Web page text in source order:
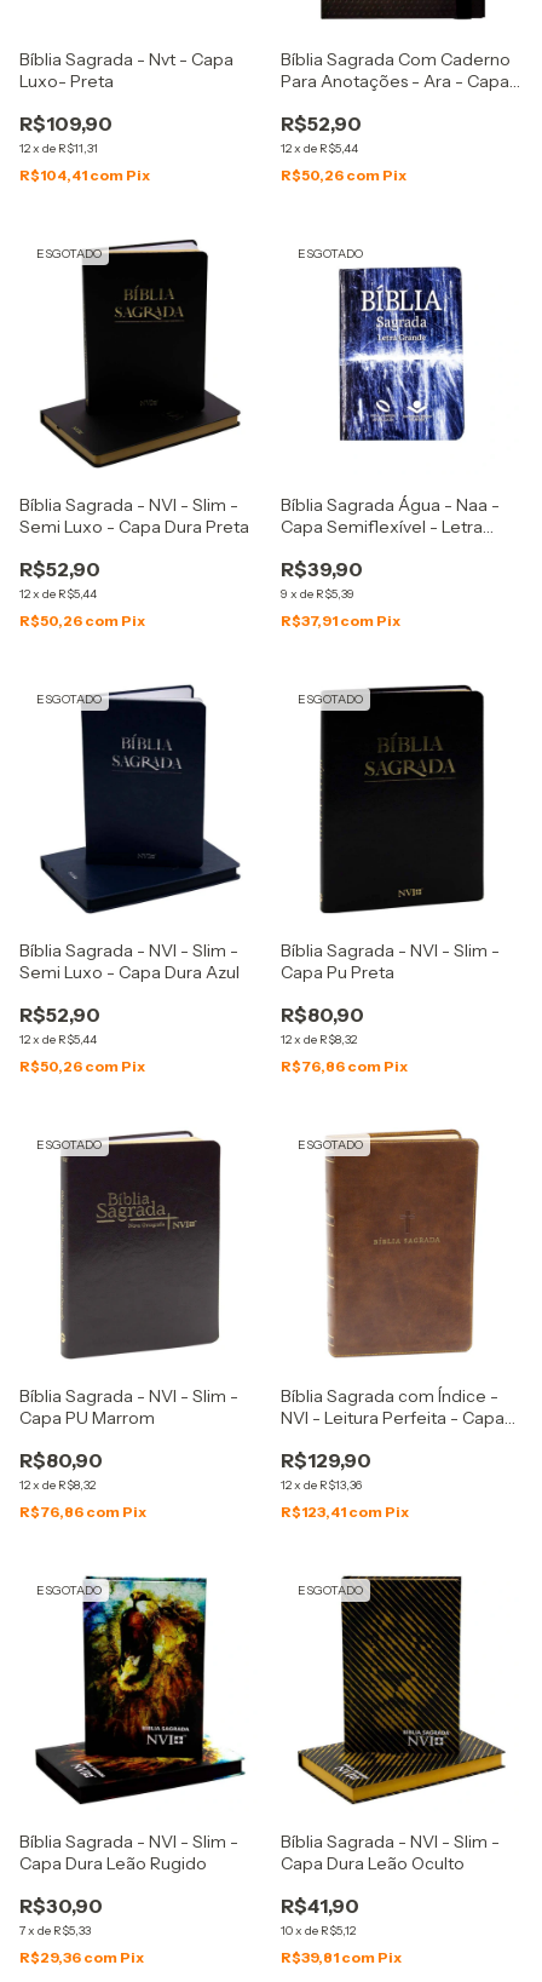
Bíblia Sagrada - Nvt - Capa
Luxo- Preta
R$109,90
12x de R$11,31
R$104,41 com Pix
Bíblia Sagrada Com Caderno
Para Anotações - Ara - Capa
R$52,90
12x de R$5,44
R$50,26 com Pix
ESGOTADO
Bíblia Sagrada - NVI - Slim -
Semi Luxo - Capa Dura Preta
R$52,90
12x de R$5,44
R$50,26 com Pix
ESGOTADO
Bíblia Sagrada Água - Naa -
Capa Semiflexível - Letra
R$39,90
9 x de R$5,39
R$37,91 com Pix
ESGOTADO
Bíblia Sagrada - NVI - Slim -
Semi Luxo - Capa Dura Azul
R$52,90
12x de R$5,44
R$50,26 com Pix
ESGOTADO
Bíblia Sagrada - NVI - Slim -
Capa Pu Preta
R$80,90
12x de R$8,32
R$76,86 com Pix
ESGOTADO
Bíblia Sagrada - NVI - Slim -
Capa PU Marrom
R$80,90
12x de R$8,32
R$76,86 com Pix
ESGOTADO
Bíblia Sagrada com Índice -
NVI - Leitura Perfeita - Capa
R$129,90
12x de R$13,36
R$123,41 com Pix
ESGOTADO
Bíblia Sagrada - NVI - Slim -
Capa Dura Leão Rugido
R$30,90
7x de R$5,33
R$29,36 com Pix
ESGOTADO
Bíblia Sagrada - NVI - Slim -
Capa Dura Leão Oculto
R$41,90
10x de R$5,12
R$39,81 com Pix